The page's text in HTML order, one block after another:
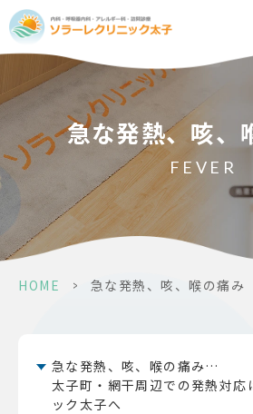
急な発熱、咳、
FEVER
HOME > 急な発熱、咳、喉の痛み
急な発熱、咳、喉の痛み…
太子町・網干周辺での発熱対応
ック太子へ